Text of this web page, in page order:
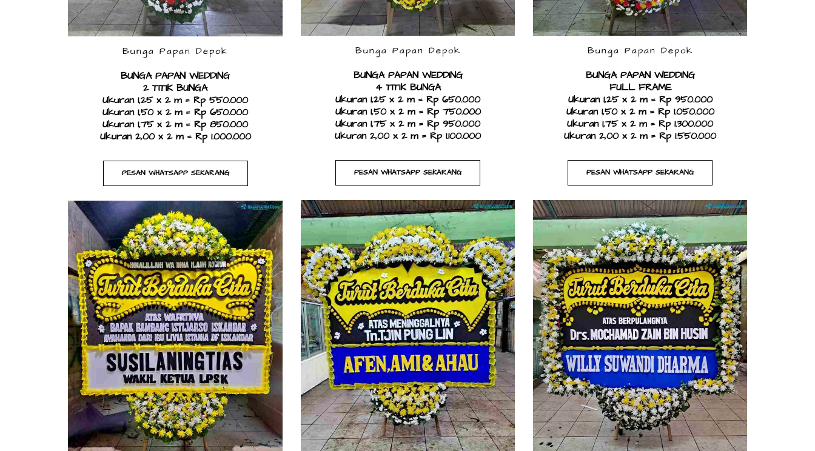
Bunga Papan Depok
BUNGA PAPAN WEDDING
​2 TITIK BUNGA
Ukuran 1,25 x 2 m = Rp 550.000
Ukuran 1,50 x 2 m = Rp 650.000
Ukuran 1,75 x 2 m = Rp 850.000
Ukuran 2,00 x 2 m = Rp 1.000.000
PESAN WHATSAPP SEKARANG
Bunga Papan Depok
BUNGA PAPAN WEDDING
4 TITIK BUNGA
Ukuran 1,25 x 2 m = Rp 650.000
Ukuran 1,50 x 2 m = Rp 750.000
Ukuran 1,75 x 2 m = Rp 950.000
Ukuran 2,00 x 2 m = Rp 1.100.000​
PESAN WHATSAPP SEKARANG
Bunga Papan Depok
BUNGA PAPAN WEDDING
FULL FRAME
Ukuran 1,25 x 2 m = Rp 950.000
Ukuran 1,50 x 2 m = Rp 1.050.000
Ukuran 1,75 x 2 m = Rp 1.300.000
Ukuran 2,00 x 2 m = Rp 1.550.000
PESAN WHATSAPP SEKARANG